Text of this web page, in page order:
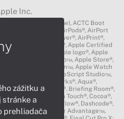
Inc.
of Tomorrow), ACTC Boot
AirPods Pro™, AirPods®, AirPort
AirPort®, AirPower®, AirPrint®,
Apple CarPlay®, Apple Certified
Network℠, Apple logo®, Apple
Remote Desktop™, Apple Store®,
Apple Watch Edition™, Apple Watch
AppleLink™, AppleScript Studio™,
AppleWorks®, Aqua®,
Boot Camp®, Briefing Room®,
CloudKit®, Cocoa Touch®, Cocoa®,
CORE ML®, Cover Flow®, Dashcode®,
EarPods®, Educator Advantage™,
FairPlay®, FileVault®, Final Cut Pro X:
zážitku a
stránke a
prehliadača